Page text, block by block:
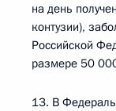
на день
контузии),
Российской
размере 50
13. В